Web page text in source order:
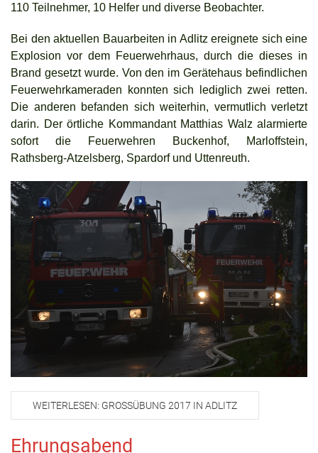
110 Teilnehmer, 10 Helfer und diverse Beobachter.
Bei den aktuellen Bauarbeiten in Adlitz ereignete sich eine
Explosion vor dem Feuerwehrhaus, durch die dieses in
Brand gesetzt wurde. Von den im Gerätehaus befindlichen
Feuerwehrkameraden konnten sich lediglich zwei retten.
Die anderen befanden sich weiterhin, vermutlich verletzt
darin. Der örtliche Kommandant Matthias Walz alarmierte
sofort die Feuerwehren Buckenhof, Marloffstein,
Rathsberg-Atzelsberg, Spardorf und Uttenreuth.
WEITERLESEN: GROSSÜBUNG 2017 IN ADLITZ
Ehrungsabend